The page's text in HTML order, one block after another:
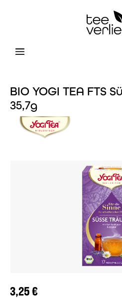
BIO YOGI TEA FTS
35,7g
Bildergalerie überspringen
Regulärer Preis:
3,25 €